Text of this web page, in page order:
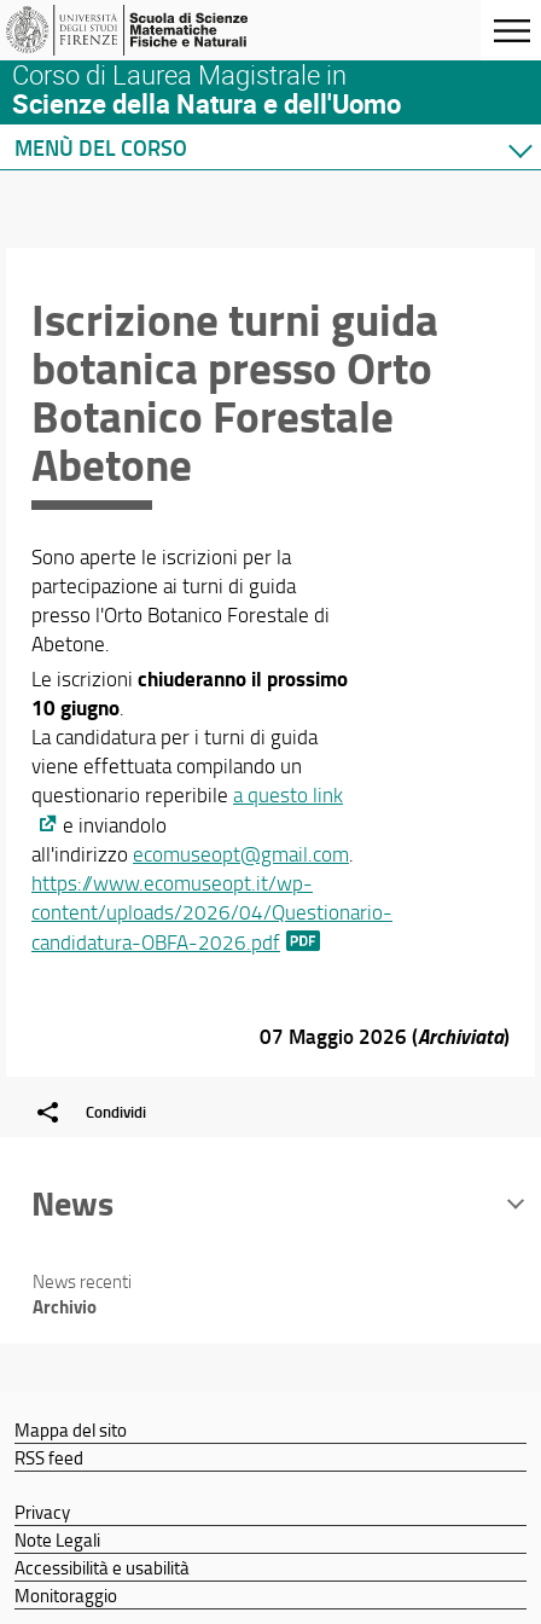
Corso di Laurea Magistrale in
Scienze della Natura e dell'Uomo
MENÙ DEL CORSO
Verbali e Relazioni
Orario e calendari
Iscrizione turni guida
botanica presso Orto
Botanico Forestale
Abetone
Sono aperte le iscrizioni per la
partecipazione ai turni di guida
presso l'Orto Botanico Forestale di
Abetone.
Le iscrizioni chiuderanno il prossimo
10 giugno.
La candidatura per i turni di guida
viene effettuata compilando un
questionario reperibile a questo link
e inviandolo
all'indirizzo ecomuseopt@gmail.com.
https://www.ecomuseopt.it/wp-
content/uploads/2026/04/Questionario-
candidatura-OBFA-2026.pdf
07 Maggio 2026 (Archiviata)
Condividi
News
News recenti
Archivio
Mappa del sito
RSS feed
Privacy
Note Legali
Accessibilità e usabilità
Monitoraggio